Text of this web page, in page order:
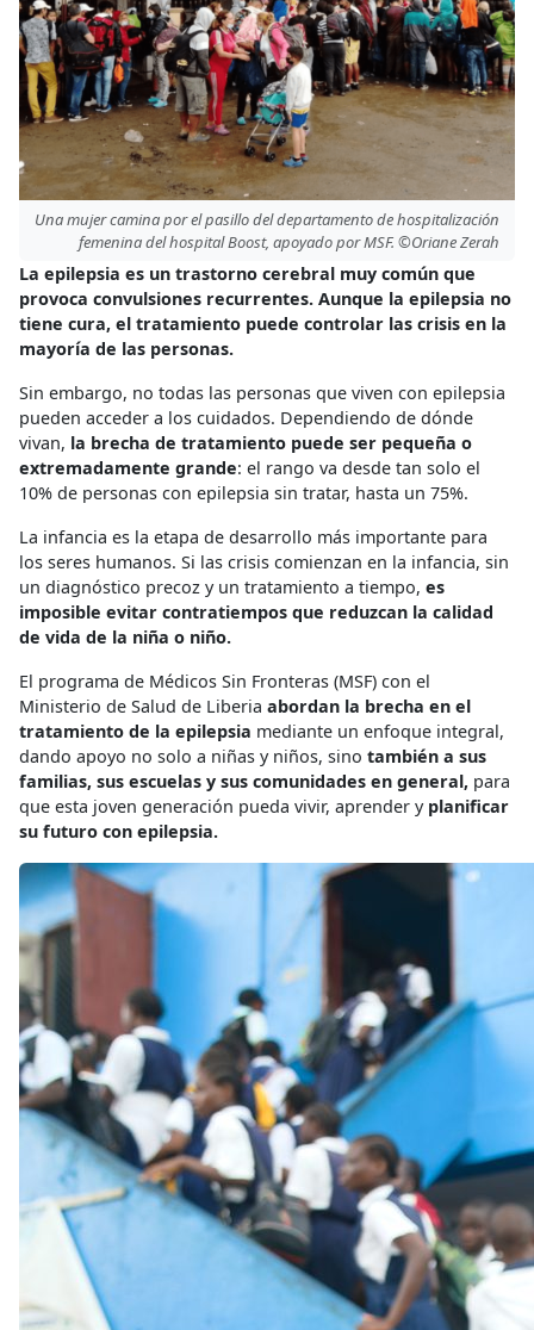
Una mujer camina por el pasillo del departamento de hospitalización
femenina del hospital Boost, apoyado por MSF. ©Oriane Zerah
La epilepsia es un trastorno cerebral muy común que
provoca convulsiones recurrentes. Aunque la epilepsia no
tiene cura, el tratamiento puede controlar las crisis en la
mayoría de las personas.
Sin embargo, no todas las personas que viven con epilepsia
pueden acceder a los cuidados. Dependiendo de dónde
vivan, la brecha de tratamiento puede ser pequeña o
extremadamente grande: el rango va desde tan solo el
10% de personas con epilepsia sin tratar, hasta un 75%.
La infancia es la etapa de desarrollo más importante para
los seres humanos. Si las crisis comienzan en la infancia, sin
un diagnóstico precoz y un tratamiento a tiempo, es
imposible evitar contratiempos que reduzcan la calidad
de vida de la niña o niño.
El programa de Médicos Sin Fronteras (MSF) con el
Ministerio de Salud de Liberia abordan la brecha en el
tratamiento de la epilepsia mediante un enfoque integral,
dando apoyo no solo a niñas y niños, sino también a sus
familias, sus escuelas y sus comunidades en general, para
que esta joven generación pueda vivir, aprender y planificar
su futuro con epilepsia.